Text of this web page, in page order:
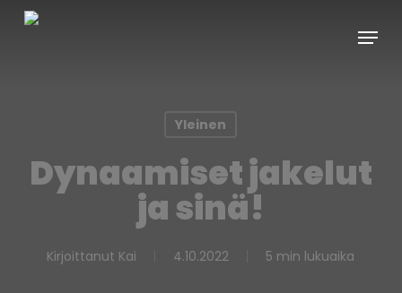
Skip
Menu
Yleinen
Dynaamiset jakelut
ja sinä!
Kirjoittanut Kai 4.10.2022 5 min lukuaika